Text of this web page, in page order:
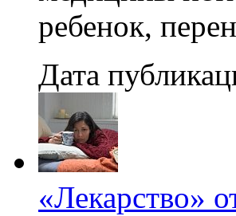
ребенок,
Дата
«Лекарство»